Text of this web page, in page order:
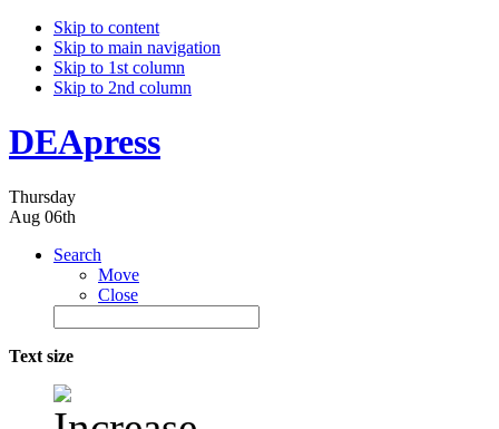
Skip to content
Skip to main navigation
Skip to 1st column
Skip to 2nd column
DEApress
Thursday
Aug 06th
Search
Move
Close
Text size